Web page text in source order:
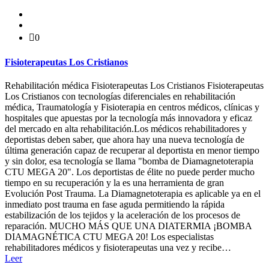
0
Fisioterapeutas Los Cristianos
Rehabilitación médica Fisioterapeutas Los Cristianos Fisioterapeutas
Los Cristianos con tecnologías diferenciales en rehabilitación
médica, Traumatología y Fisioterapia en centros médicos, clínicas y
hospitales que apuestas por la tecnología más innovadora y eficaz
del mercado en alta rehabilitación.Los médicos rehabilitadores y
deportistas deben saber, que ahora hay una nueva tecnología de
última generación capaz de recuperar al deportista en menor tiempo
y sin dolor, esa tecnología se llama "bomba de Diamagnetoterapia
CTU MEGA 20". Los deportistas de élite no puede perder mucho
tiempo en su recuperación y la es una herramienta de gran
Evolución Post Trauma. La Diamagnetoterapia es aplicable ya en el
inmediato post trauma en fase aguda permitiendo la rápida
estabilización de los tejidos y la aceleración de los procesos de
reparación. MUCHO MÁS QUE UNA DIATERMIA ¡BOMBA
DIAMAGNÉTICA CTU MEGA 20! Los especialistas
rehabilitadores médicos y fisioterapeutas una vez y recibe…
Leer